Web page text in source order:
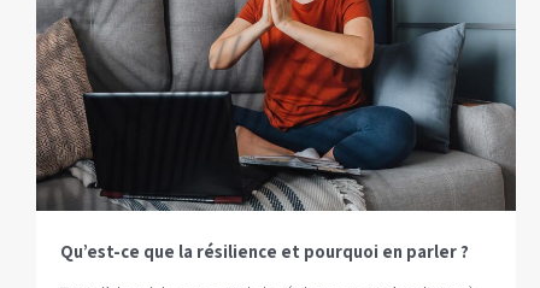
Qu’est-ce que la résilience et pourquoi en parler ?